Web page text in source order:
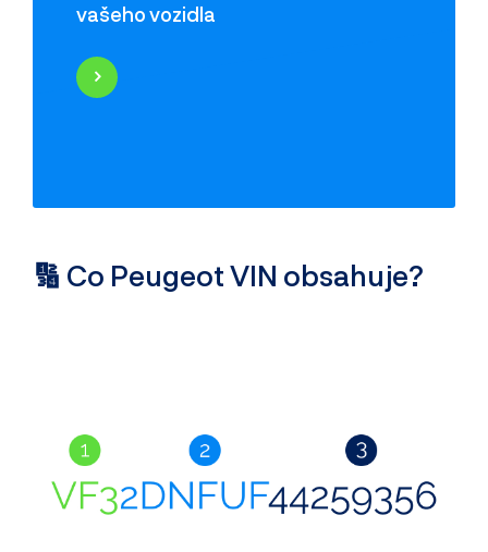
vašeho vozidla
Najeté kilometry
🔢 Co Peugeot VIN obsahuje?